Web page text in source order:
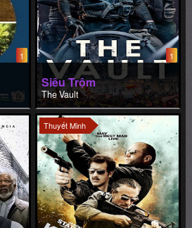
1 1
Siêu Trộm
The Vault
Thuyết Minh